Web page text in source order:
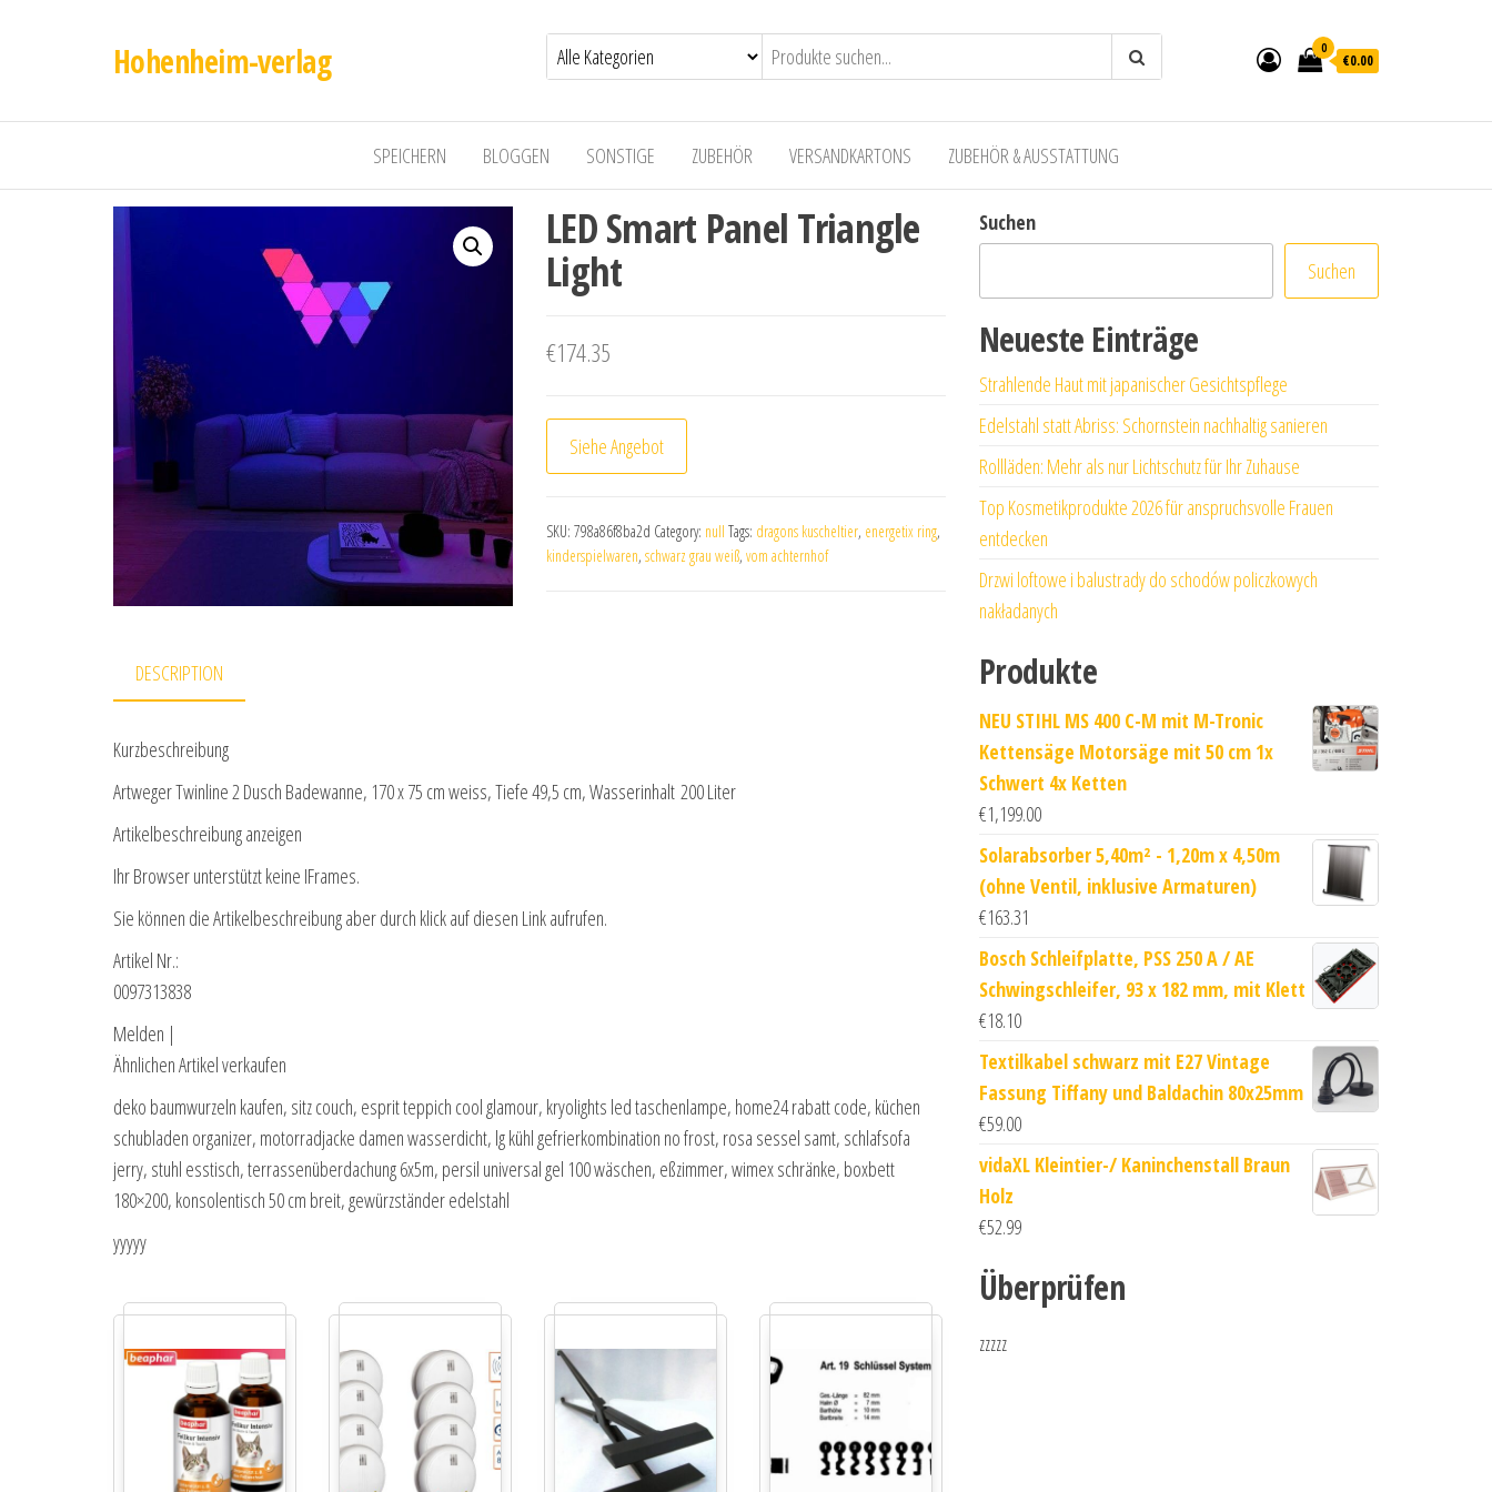
Hohenheim-verlag 0
€0.00
SPEICHERN BLOGGEN SONSTIGE ZUBEHÖR VERSANDKARTONS ZUBEHÖR & AUSSTATTUNG
LED Smart Panel Triangle
Light
€174.35
Siehe Angebot
SKU: 798a86f8ba2d Category: null Tags: dragons kuscheltier, energetix ring,
kinderspielwaren, schwarz grau weiß, vom achternhof
DESCRIPTION
Kurzbeschreibung
Artweger Twinline 2 Dusch Badewanne, 170 x 75 cm weiss, Tiefe 49,5 cm, Wasserinhalt 200 Liter
Artikelbeschreibung anzeigen
Ihr Browser unterstützt keine IFrames.
Sie können die Artikelbeschreibung aber durch klick auf diesen Link aufrufen.
Artikel Nr.:
0097313838
Melden |
Ähnlichen Artikel verkaufen
deko baumwurzeln kaufen, sitz couch, esprit teppich cool glamour, kryolights led taschenlampe, home24 rabatt code, küchen
schubladen organizer, motorradjacke damen wasserdicht, lg kühl gefrierkombination no frost, rosa sessel samt, schlafsofa
jerry, stuhl esstisch, terrassenüberdachung 6x5m, persil universal gel 100 wäschen, eßzimmer, wimex schränke, boxbett
180×200, konsolentisch 50 cm breit, gewürzständer edelstahl
yyyyy
Suchen
Suchen
Neueste Einträge
Strahlende Haut mit japanischer Gesichtspflege
Edelstahl statt Abriss: Schornstein nachhaltig sanieren
Rollläden: Mehr als nur Lichtschutz für Ihr Zuhause
Top Kosmetikprodukte 2026 für anspruchsvolle Frauen
entdecken
Drzwi loftowe i balustrady do schodów policzkowych
nakładanych
Produkte
NEU STIHL MS 400 C-M mit M-Tronic
Kettensäge Motorsäge mit 50 cm 1x
Schwert 4x Ketten
€1,199.00
Solarabsorber 5,40m² - 1,20m x 4,50m
(ohne Ventil, inklusive Armaturen)
€163.31
Bosch Schleifplatte, PSS 250 A / AE
Schwingschleifer, 93 x 182 mm, mit Klett
€18.10
Textilkabel schwarz mit E27 Vintage
Fassung Tiffany und Baldachin 80x25mm
€59.00
vidaXL Kleintier-/ Kaninchenstall Braun
Holz
€52.99
Überprüfen
zzzzz